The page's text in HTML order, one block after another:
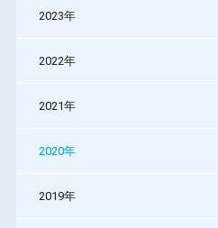
2023年
2022年
2021年
2020年
2019年